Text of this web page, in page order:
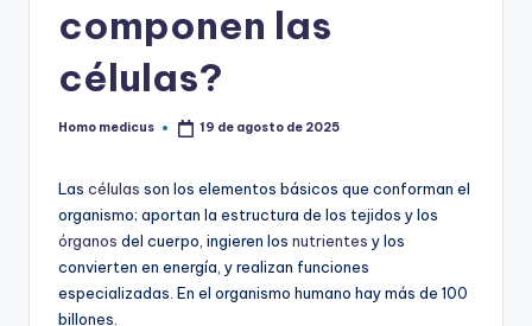
componen las
células?
Publicado
Homo medicus 19 de agosto de 2025
Las células son los elementos básicos que conforman el
organismo; aportan la estructura de los tejidos y los
órganos del cuerpo, ingieren los nutrientes y los
convierten en energía, y realizan funciones
especializadas. En el organismo humano hay más de 100
billones.